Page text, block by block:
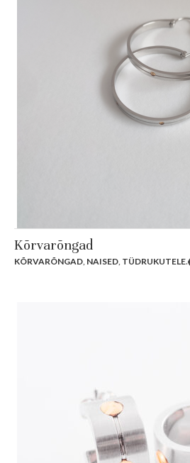
Kõrvarõngad
KÕRVARÕNGAD, NAISED, TÜDRUKUTELE.